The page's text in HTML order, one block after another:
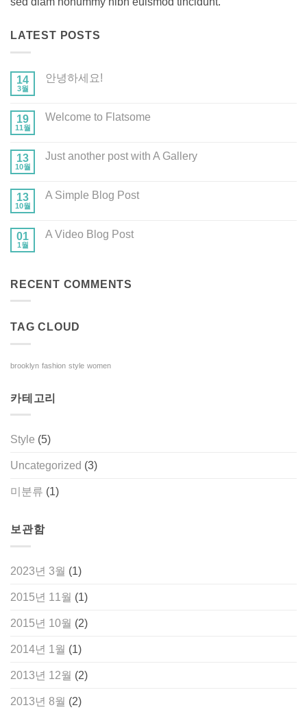
LATEST POSTS
14
3월
안녕하세요!
세
없
19
11월
Welcome to Flatsome
없
13
10월
Just another post with A Gallery
with
없
13
10월
A Simple Blog Post
Post
없
01
1월
A Video Blog Post
음
RECENT COMMENTS
TAG CLOUD
brooklyn fashion style women
카테고리
Style (5)
Uncategorized (3)
미분류 (1)
보관함
2023년 3월 (1)
2015년 11월 (1)
2015년 10월 (2)
2014년 1월 (1)
2013년 12월 (2)
2013년 8월 (2)